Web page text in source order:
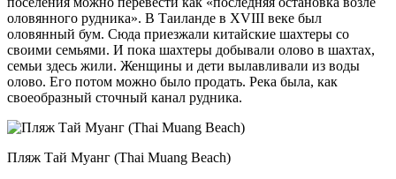
оловянного рудника». В Таиланде в XVIII веке был
оловянный бум. Сюда приезжали китайские шахтеры со
своими семьями. И пока шахтеры добывали олово в шахтах,
семьи здесь жили. Женщины и дети вылавливали из воды
олово. Его потом можно было продать. Река была, как
своеобразный сточный канал рудника.
Пляж Тай Муанг (Thai Muang Beach)